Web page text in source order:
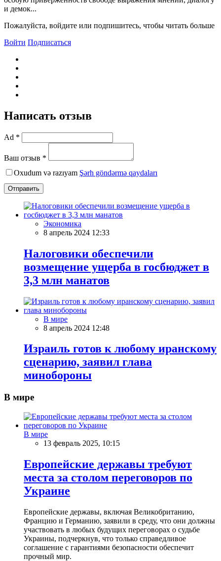
и демок...
Пожалуйста, войдите или подпишитесь, чтобы читать больше
Войти Подписаться
Написать отзыв
Ad *
Ваш отзыв *
Oxudum və razıyam Şərh göndərmə qaydaları
Отправить
Экономика
8 апрель 2024 12:33
Налоговики обеспечили
возмещение ущерба в госбюджет в
3,3 млн манатов
В мире
8 апрель 2024 12:48
Израиль готов к любому иранскому
сценарию, заявил глава
минобороны
В мире
В мире
13 февраль 2025, 10:15
Европейские державы требуют
места за столом переговоров по
Украине
Европейские державы, включая Великобританию,
Францию и Германию, заявили в среду, что они должны
участвовать в любых будущих переговорах о судьбе
Украины, подчеркнув, что только справедливое
соглашение с гарантиями безопасности обеспечит
прочный мир.